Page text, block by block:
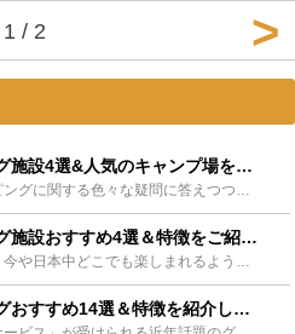
1 / 2
福島のグランピング施設4選&人気のキャンプ場をご紹介！ - Leisurego(レジャーゴー)
この記事ではグランピングに関する色々な疑問に答えつつ、福島のグランピング施設の魅力をご紹介しています。グランピングに興味はあるけど実際には中々行動できていないといった方々には、福島での贅沢なグランピ...
長野のグランピング施設おすすめ4選＆特徴をご紹介します！ - Leisurego(レジャーゴー)
欧米で人気が高まり、今や日本中どこでも楽しまれるようになったグランピング。今回は、自然豊かな山と森に覆われた長野で、素敵な時間を過ごせるグランピング施設４選をご紹介していきます。きっと、あなたにとっ...
九州のグランピングおすすめ14選＆特徴を紹介します！贅沢な時間を過ごそう！ - Leisurego(レジャーゴー)